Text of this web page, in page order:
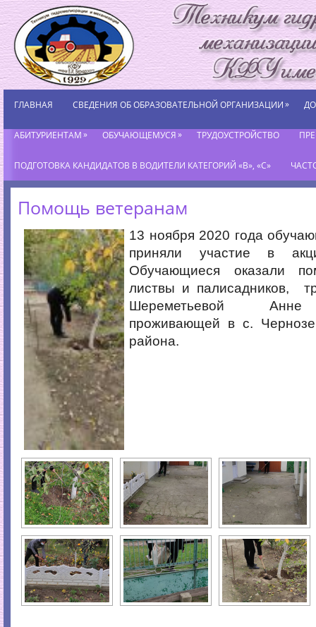
ГЛАВНАЯ СВЕДЕНИЯ ОБ ОБРАЗОВАТЕЛЬНОЙ ОРГАНИЗАЦИИ»
АБИТУРИЕНТАМ» ОБУЧАЮЩЕМУСЯ» ТРУДОУСТРОЙСТВО
ПОДГОТОВКА КАНДИДАТОВ В ВОДИТЕЛИ КАТЕГОРИЙ «В», «С»
Помощь ветеранам
13 ноября 2020 года
приняли участие в
Обучающиеся оказали
листвы и палисадников,
Шереметьевой Анне
проживающей в с.
района.